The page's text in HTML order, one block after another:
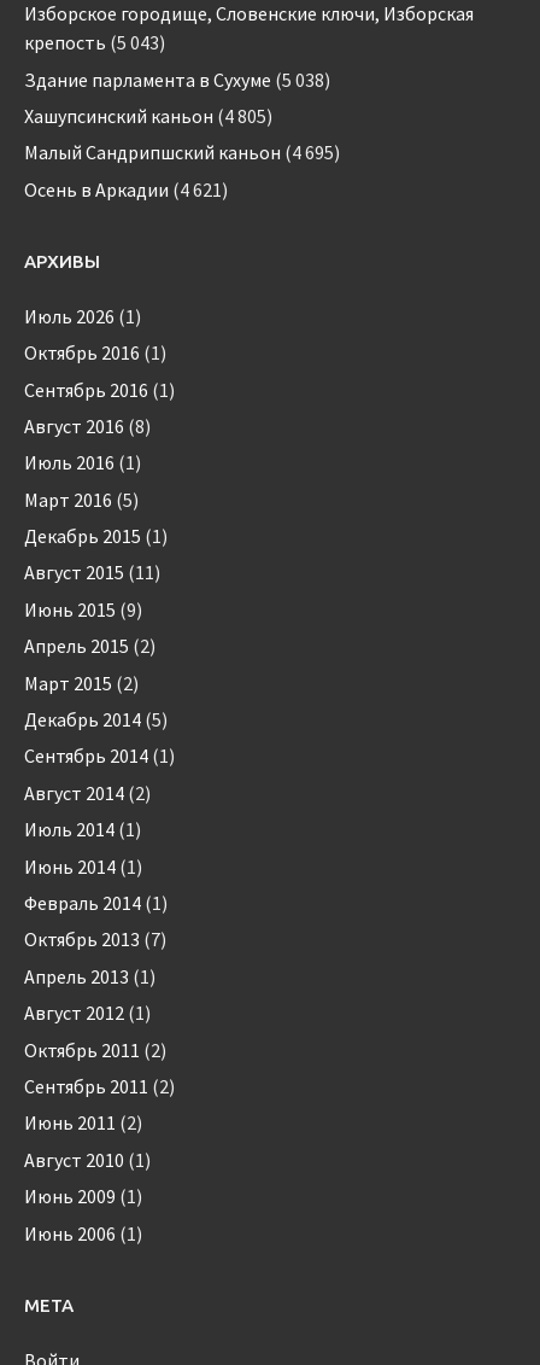
Изборское городище, Словенские ключи, Изборская
крепость (5 043)
Здание парламента в Сухуме (5 038)
Хашупсинский каньон (4 805)
Малый Сандрипшский каньон (4 695)
Осень в Аркадии (4 621)
АРХИВЫ
Июль 2026 (1)
Октябрь 2016 (1)
Сентябрь 2016 (1)
Август 2016 (8)
Июль 2016 (1)
Март 2016 (5)
Декабрь 2015 (1)
Август 2015 (11)
Июнь 2015 (9)
Апрель 2015 (2)
Март 2015 (2)
Декабрь 2014 (5)
Сентябрь 2014 (1)
Август 2014 (2)
Июль 2014 (1)
Июнь 2014 (1)
Февраль 2014 (1)
Октябрь 2013 (7)
Апрель 2013 (1)
Август 2012 (1)
Октябрь 2011 (2)
Сентябрь 2011 (2)
Июнь 2011 (2)
Август 2010 (1)
Июнь 2009 (1)
Июнь 2006 (1)
МЕТА
Войти